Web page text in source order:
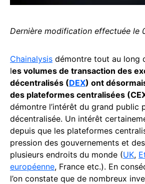
Dernière modification effectuée le
Chainalysis démontre tout au long
les volumes de transaction des
décentralisés (DEX) ont
des plateformes centralisées
démontre l’intérêt du grand public
décentralisée. Un intérêt
depuis que les plateformes
pression des gouvernements et
plusieurs endroits du monde (UK,
européenne, France etc.). En
l’on constate que de nombreux